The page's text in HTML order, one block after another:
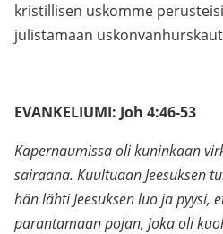
kristillisen uskomme
julistamaan
EVANKELIUMI: Joh 4:46-53
Kapernaumissa oli kuninkaan
sairaana. Kuultuaan Jeesuksen
hän lähti Jeesuksen luo ja pyysi,
parantamaan pojan, joka oli